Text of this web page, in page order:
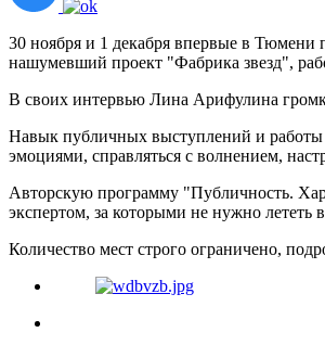
30 ноября и 1 декабря впервые в
нашумевший проект "Фабрика звезд",
В своих интервью Лина Арифулина
Навык публичных выступлений и
эмоциями, справляться с волнением,
Авторскую программу "Публичность.
экспертом, за которыми не нужно лететь
Количество мест строго ограничено,